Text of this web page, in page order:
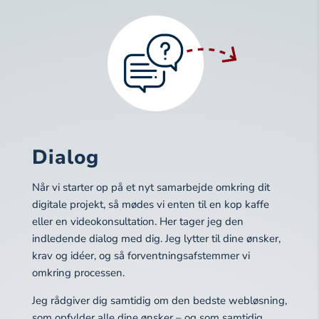
Dialog
Når vi starter op på et nyt samarbejde omkring dit
digitale projekt, så mødes vi enten til en kop kaffe
eller en videokonsultation. Her tager jeg den
indledende dialog med dig. Jeg lytter til dine ønsker,
krav og idéer, og så forventningsafstemmer vi
omkring processen.
Jeg rådgiver dig samtidig om den bedste webløsning,